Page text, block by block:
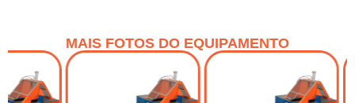
MAIS FOTOS DO EQUIPAMENTO